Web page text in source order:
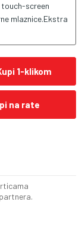
screen
mlaznice.Ekstra
1-klikom
na rate